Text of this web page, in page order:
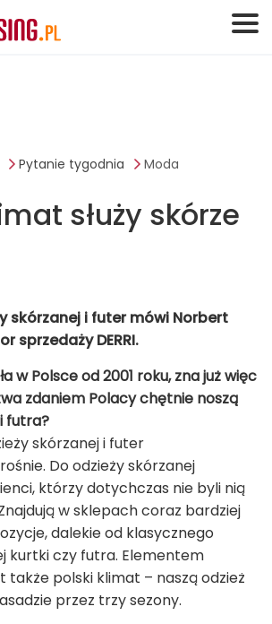
Pytanie tygodnia Moda
służy skórze
skórzanej i futer mówi Norbert
sprzedaży DERRI.
w Polsce od 2001 roku, zna już więc
zdaniem Polacy chętnie noszą
futra?
skórzanej i futer
Do odzieży skórzanej
którzy dotychczas nie byli nią
w sklepach coraz bardziej
dalekie od klasycznego
kurtki czy futra. Elementem
także polski klimat – naszą odzież
przez trzy sezony.